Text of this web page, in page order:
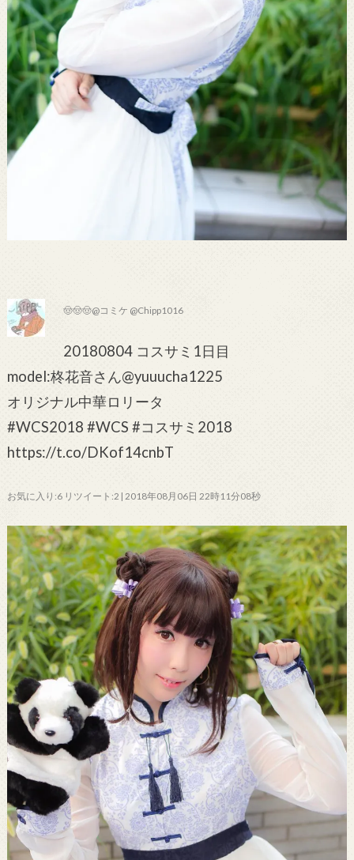
🤠🤠🤠@コミケ @Chipp1016
20180804 コスサミ1日目
model:柊花音さん@yuuucha1225
オリジナル中華ロリータ
#WCS2018 #WCS #コスサミ2018
https://t.co/DKof14cnbT
お気に入り:6 リツイート:2 | 2018年08月06日 22時11分08秒